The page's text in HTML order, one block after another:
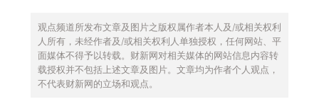
观点频道所发布文章及图片之版权属作者本人及/或相关权利
人所有，未经作者及/或相关权利人单独授权，任何网站、平
面媒体不得予以转载。财新网对相关媒体的网站信息内容转
载授权并不包括上述文章及图片。文章均为作者个人观点，
不代表财新网的立场和观点。